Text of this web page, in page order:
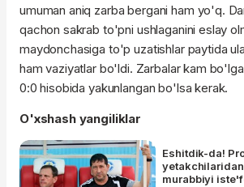
umuman aniq zarba bergani ham yo'q.
qachon sakrab to'pni ushlaganini eslay
maydonchasiga to'p uzatishlar paytida
ham vaziyatlar bo'ldi. Zarbalar kam
0:0 hisobida yakunlangan bo'lsa kerak.
O'xshash yangiliklar
Eshitdik-da!
murabbiyi